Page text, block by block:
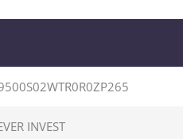
INVEST